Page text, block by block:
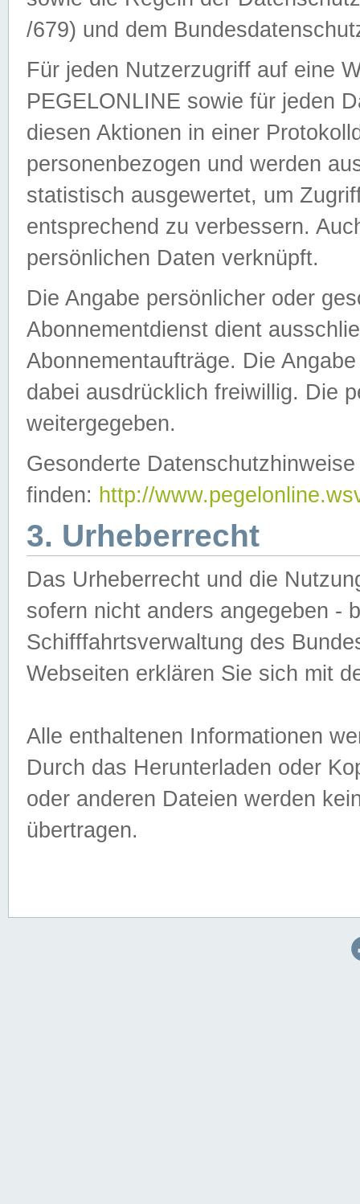
/679) und dem
Für jeden Nutzerzugriff auf eine
PEGELONLINE sowie für jeden
diesen Aktionen in einer
personenbezogen und werden
statistisch ausgewertet, um
entsprechend zu verbessern.
persönlichen Daten verknüpft.
Die Angabe persönlicher oder
Abonnementdienst dient
Abonnementaufträge. Die
dabei ausdrücklich freiwillig. Die
weitergegeben.
Gesonderte
finden: http://
3. Urheberrecht
Das Urheberrecht und die
sofern nicht anders angegeben -
Schifffahrtsverwaltung des
Webseiten erklären Sie sich mit
Alle enthaltenen Informationen
Durch das Herunterladen oder
oder anderen Dateien werden
übertragen.